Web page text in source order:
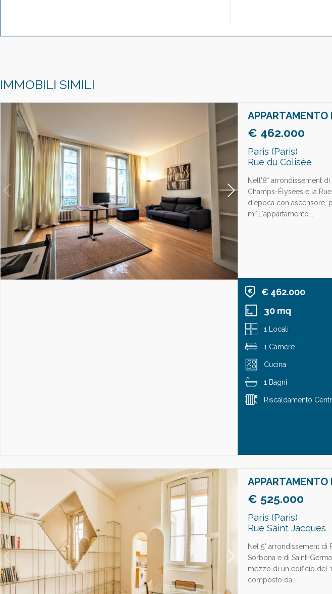
IMMOBILI SIMILI
1/14
€ 462.000
Paris (Paris)
Rue du Colisée
Nell'8° arrondissement
Champs-Élysées e la
d'epoca con ascensore,
m².L'appartamento...
€ 462.000
30 mq
1 Locali
1 Camere
Cucina
1 Bagni
Riscaldamento
APPARTAMENTO
€ 525.000
Paris (Paris)
Rue Saint Jacques
Nel 5° arrondissement di
Sorbona e di Saint-
mezzo di un edificio del
composto da...